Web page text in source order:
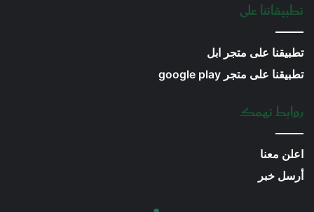
تطبيقاتنا على
تطبيقنا على متجر ابل
تطبيقنا على متجر google play
روابط تهمك
اعلن معنا
أرسل خبر